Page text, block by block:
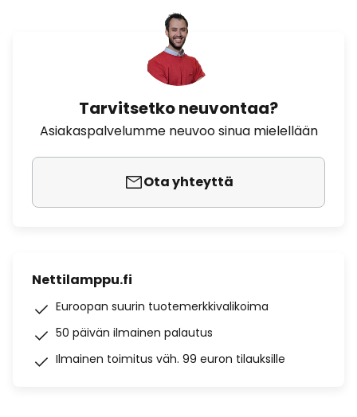
Tarvitsetko neuvontaa?
Asiakaspalvelumme neuvoo sinua mielellään
Ota yhteyttä
Nettilamppu.fi
Euroopan suurin tuotemerkkivalikoima
50 päivän ilmainen palautus
Ilmainen toimitus väh. 99 euron tilauksille